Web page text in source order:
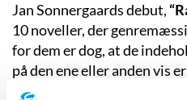
Jan Sonnergaards debut,
10 noveller, der
for dem er dog, at de
på den ene eller anden vis
samfundet. Unge